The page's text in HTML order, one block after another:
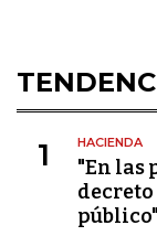
1 HACIENDA
"En las
público"